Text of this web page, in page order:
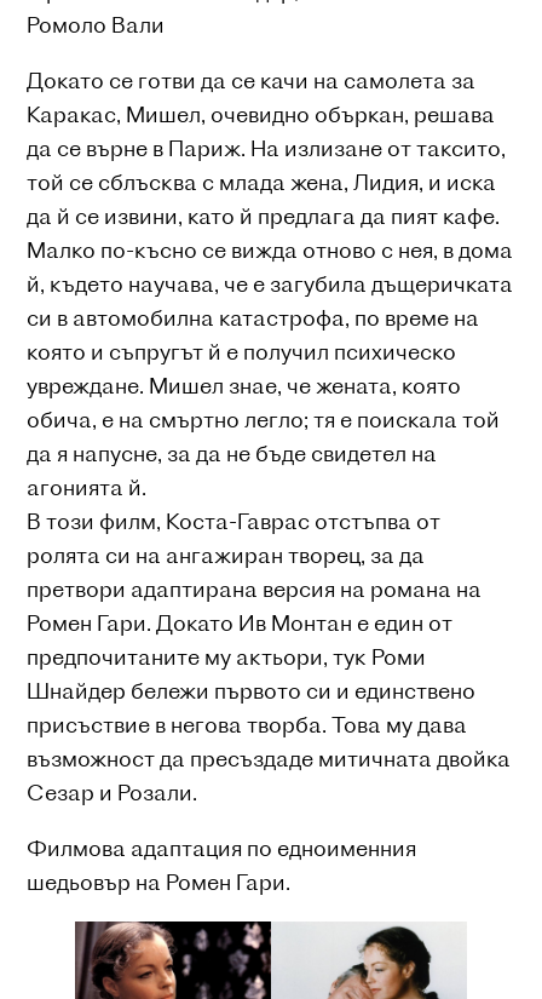
Ромоло Вали
Докато се готви да се качи на самолета за
Каракас, Мишел, очевидно объркан, решава
да се върне в Париж. На излизане от таксито,
той се сблъсква с млада жена, Лидия, и иска
да й се извини, като й предлага да пият кафе.
Малко по-късно се вижда отново с нея, в дома
й, където научава, че е загубила дъщеричката
си в автомобилна катастрофа, по време на
която и съпругът й е получил психическо
увреждане. Мишел знае, че жената, която
обича, е на смъртно легло; тя е поискала той
да я напусне, за да не бъде свидетел на
агонията й.
В този филм, Коста-Гаврас отстъпва от
ролята си на ангажиран творец, за да
претвори адаптирана версия на романа на
Ромен Гари. Докато Ив Монтан е един от
предпочитаните му актьори, тук Роми
Шнайдер бележи първото си и единствено
присъствие в негова творба. Това му дава
възможност да пресъздаде митичната двойка
Сезар и Розали.
Филмова адаптация по едноименния
шедьовър на Ромен Гари.